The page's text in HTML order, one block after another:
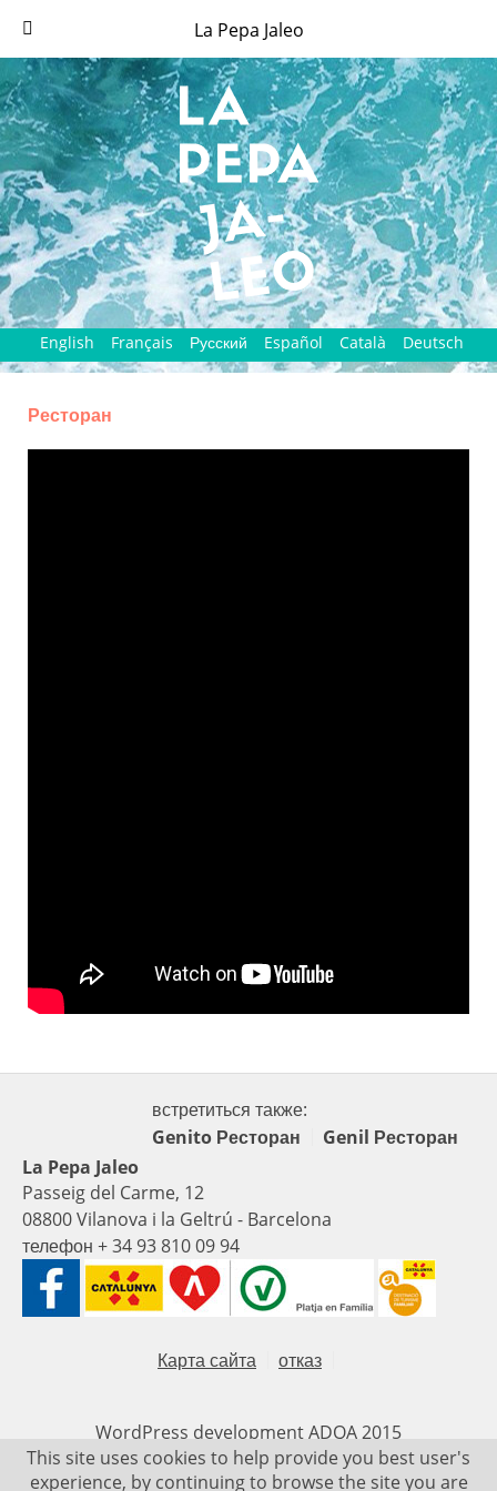
English Français Русский Español Català Deutsch
Ресторан
встретиться также:
Genito Ресторан
Genil Ресторан
La Pepa Jaleo
Passeig del Carme, 12
08800 Vilanova i la Geltrú - Barcelona
телефон + 34 93 810 09 94
Карта сайта отказ
WordPress developmentADQA2015
This site uses cookies to help provide you best user's
experience, by continuing to browse the site you are
La Pepa Jaleo